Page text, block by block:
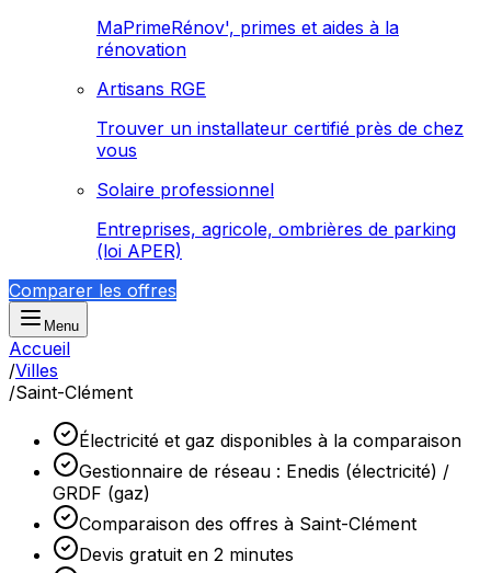
MaPrimeRénov', primes et aides à la
rénovation
Artisans RGE
Trouver un installateur certifié près de chez
vous
Solaire professionnel
Entreprises, agricole, ombrières de parking
(loi APER)
Comparer les offres
Menu
Accueil
/Villes
/Saint-Clément
Électricité et gaz disponibles à la comparaison
Gestionnaire de réseau : Enedis (électricité) /
GRDF (gaz)
Comparaison des offres à Saint-Clément
Devis gratuit en 2 minutes